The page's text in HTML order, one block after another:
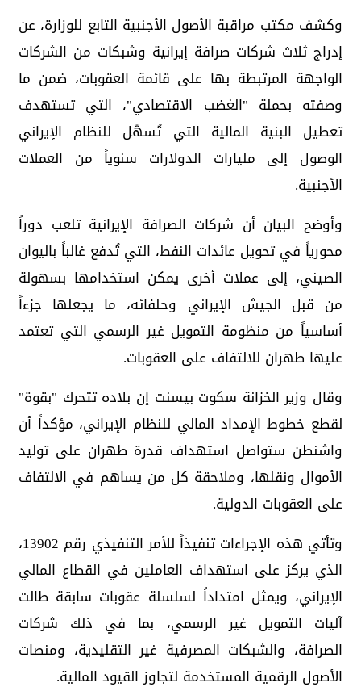
وكشف مكتب مراقبة الأصول الأجنبية التابع للوزارة، عن
إدراج ثلاث شركات صرافة إيرانية وشبكات من الشركات
الواجهة المرتبطة بها على قائمة العقوبات، ضمن ما
وصفته بحملة "الغضب الاقتصادي"، التي تستهدف
تعطيل البنية المالية التي تُسهّل للنظام الإيراني
الوصول إلى مليارات الدولارات سنوياً من العملات
الأجنبية.
وأوضح البيان أن شركات الصرافة الإيرانية تلعب دوراً
محورياً في تحويل عائدات النفط، التي تُدفع غالباً باليوان
الصيني، إلى عملات أخرى يمكن استخدامها بسهولة
من قبل الجيش الإيراني وحلفائه، ما يجعلها جزءاً
أساسياً من منظومة التمويل غير الرسمي التي تعتمد
عليها طهران للالتفاف على العقوبات.
وقال وزير الخزانة سكوت بيسنت إن بلاده تتحرك "بقوة"
لقطع خطوط الإمداد المالي للنظام الإيراني، مؤكداً أن
واشنطن ستواصل استهداف قدرة طهران على توليد
الأموال ونقلها، وملاحقة كل من يساهم في الالتفاف
على العقوبات الدولية.
وتأتي هذه الإجراءات تنفيذاً للأمر التنفيذي رقم 13902،
الذي يركز على استهداف العاملين في القطاع المالي
الإيراني، ويمثل امتداداً لسلسلة عقوبات سابقة طالت
آليات التمويل غير الرسمي، بما في ذلك شركات
الصرافة، والشبكات المصرفية غير التقليدية، ومنصات
الأصول الرقمية المستخدمة لتجاوز القيود المالية.